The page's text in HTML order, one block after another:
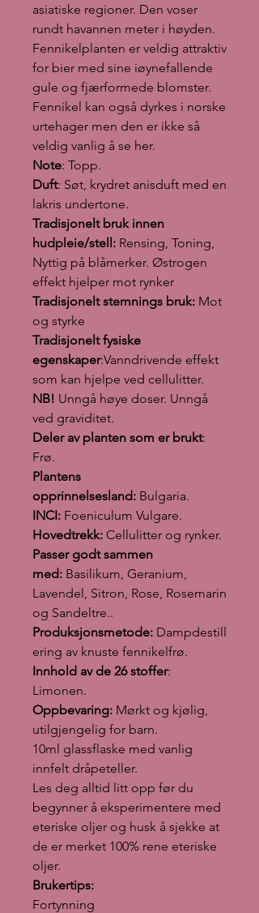
asiatiske regioner. Den voser
rundt havannen meter i høyden.
Fennikelplanten er veldig attraktiv
for bier med sine iøynefallende
gule og fjærformede blomster.
Fennikel kan også dyrkes i norske
urtehager men den er ikke så
veldig vanlig å se her.
Note: Topp.
Duft: Søt, krydret anisduft med en
lakris undertone.
Tradisjonelt bruk innen
hudpleie/stell: Rensing, Toning,
Nyttig på blåmerker. Østrogen
effekt hjelper mot rynker
Tradisjonelt stemnings bruk: Mot
og styrke
Tradisjonelt fysiske
egenskaper:Vanndrivende effekt
som kan hjelpe ved cellulitter.
NB! Unngå høye doser. Unngå
ved graviditet.
Deler av planten som er brukt:
Frø.
Plantens
opprinnelsesland: Bulgaria.
INCI: Foeniculum Vulgare.
Hovedtrekk: Cellulitter og rynker.
Passer godt sammen
med: Basilikum, Geranium,
Lavendel, Sitron, Rose, Rosemarin
og Sandeltre..
Produksjonsmetode: Dampdestill
ering av knuste fennikelfrø.
Innhold av de 26 stoffer:
Limonen.
Oppbevaring: Mørkt og kjølig,
utilgjengelig for barn.
10ml glassflaske med vanlig
innfelt dråpeteller.
Les deg alltid litt opp før du
begynner å eksperimentere med
eteriske oljer og husk å sjekke at
de er merket 100% rene eteriske
oljer.
Brukertips:
Fortynning